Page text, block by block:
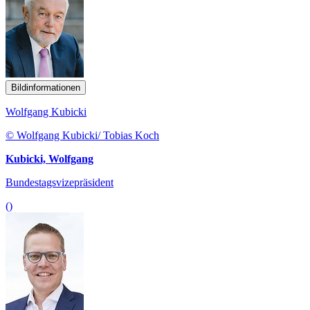
Bildinformationen
Wolfgang Kubicki
© Wolfgang Kubicki/ Tobias Koch
Kubicki, Wolfgang
Bundestagsvizepräsident
()